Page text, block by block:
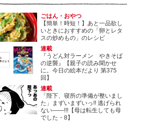
ごはん・おやつ
【簡単！時短！】あと一品欲し
いときにおすすめの「卵とレタ
スの炒めもの」のレシピ
連載
『うどん対ラーメン やきそば
の逆襲』【親子の読み聞かせ
に。今日の絵本だより 第375
回】
連載
「陛下、寝所の準備が整いまし
た」まずいまずいっ!! 逃げられ
ない――!!!【母は転生しても母
でした・8】